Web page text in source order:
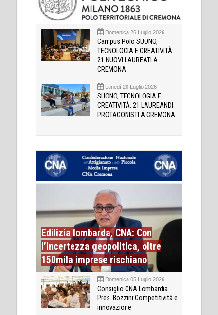
Domenica 26 Luglio 2026
Campus Polo SUONO,
TECNOLOGIA E CREATIVITÀ:
21 NUOVI LAUREATI A
CREMONA
Lunedì 20 Luglio 2026
SUONO, TECNOLOGIA E
CREATIVITÀ: 21 LAUREANDI
PROTAGONISTI A CREMONA
Edilizia lombarda, CNA: Con
l’incertezza geopolitica, oltre
150mila imprese rischiano
Domenica 05 Luglio 2026
Consiglio CNA Lombardia
Pres. Bozzini:Competitività e
innovazione